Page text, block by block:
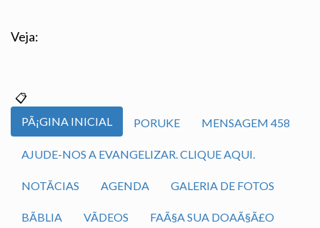
Veja:
PÃ¡GINA INICIAL PORUKE MENSAGEM 458
AJUDE-NOS A EVANGELIZAR. CLIQUE AQUI.
NOTÃ­CIAS AGENDA GALERIA DE FOTOS
BÃ­BLIA VÃ­DEOS FAÃ§A SUA DOAÃ§Ã£O